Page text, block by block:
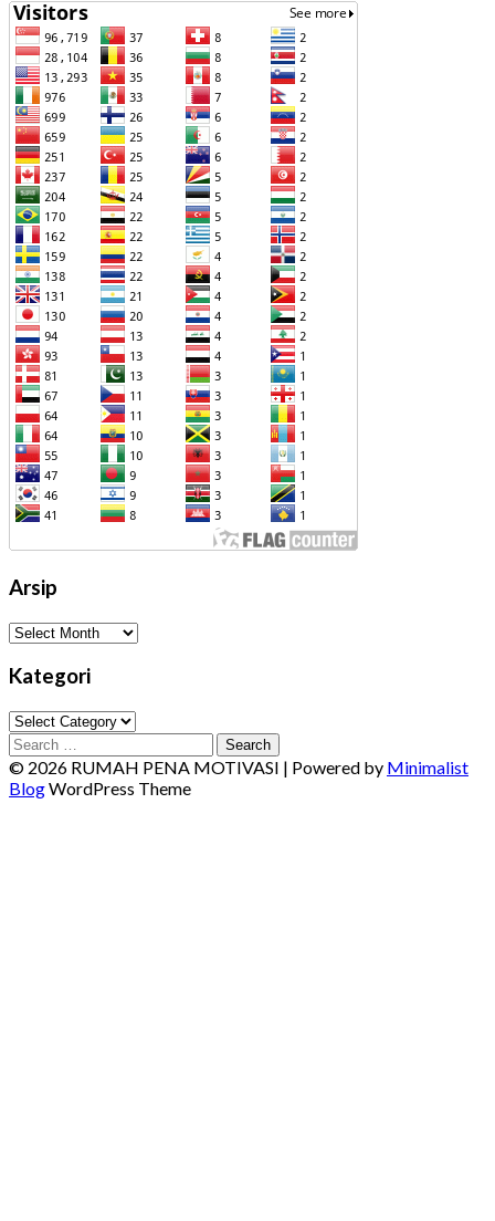
Arsip
Arsip
Kategori
Kategori
Search
for:
© 2026 RUMAH PENA MOTIVASI | Powered by Minimalist
BlogWordPress Theme